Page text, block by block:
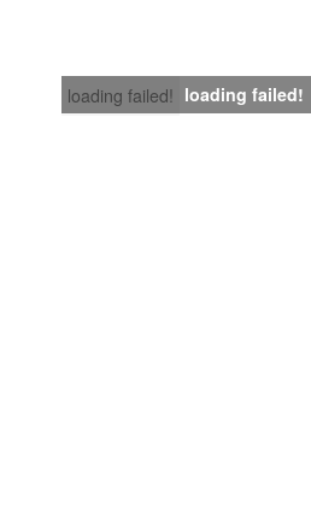
loading failed! loading failed!